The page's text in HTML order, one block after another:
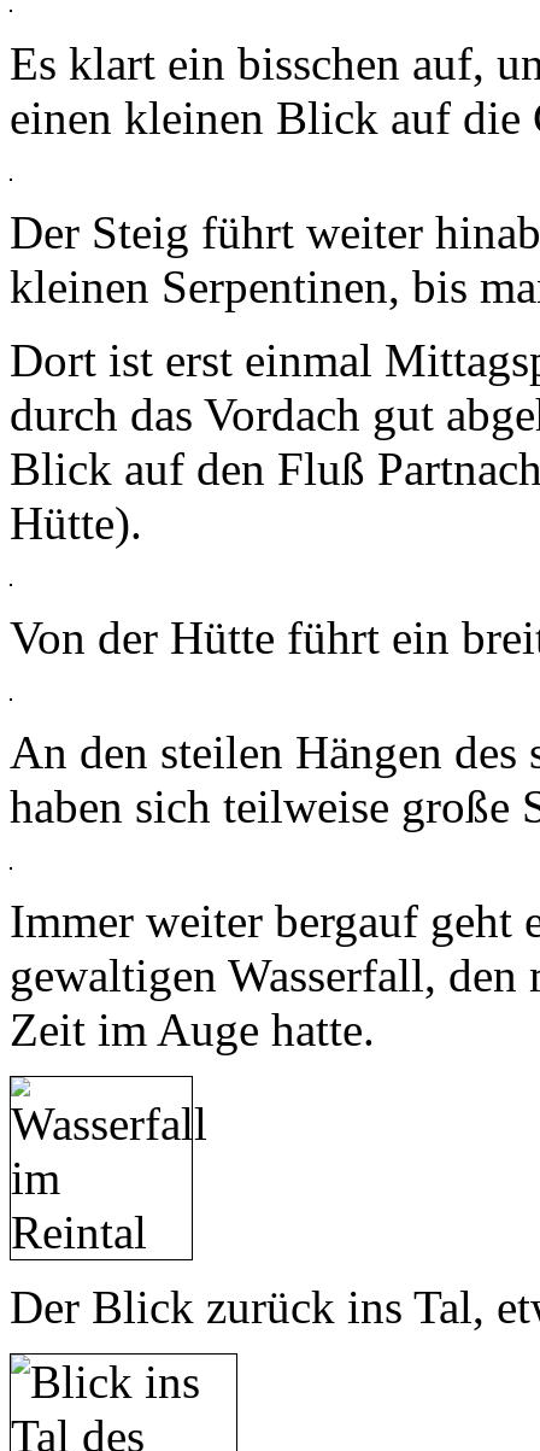
Es klart ein bisschen auf,
einen kleinen Blick auf die
Der Steig führt weiter
kleinen Serpentinen, bis
Dort ist erst einmal
durch das Vordach gut
Blick auf den Fluß
Hütte).
Von der Hütte führt ein
An den steilen Hängen des
haben sich teilweise große
Immer weiter bergauf geht
gewaltigen Wasserfall, den
Zeit im Auge hatte.
Der Blick zurück ins Tal,